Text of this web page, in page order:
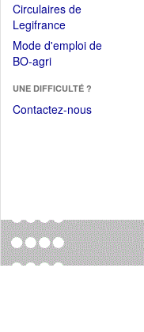
Circulaires de
Legifrance(Ouvrir
dans
une
fenêtre)
Mode d'emploi de
BO-agri(Ouvrir
une
nouvelle
UNE DIFFICULTÉ ?
Contactez-nous